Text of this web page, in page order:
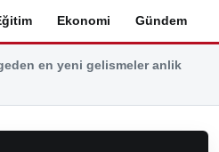
Ekonomi Gündem
en yeni gelismeler anlik